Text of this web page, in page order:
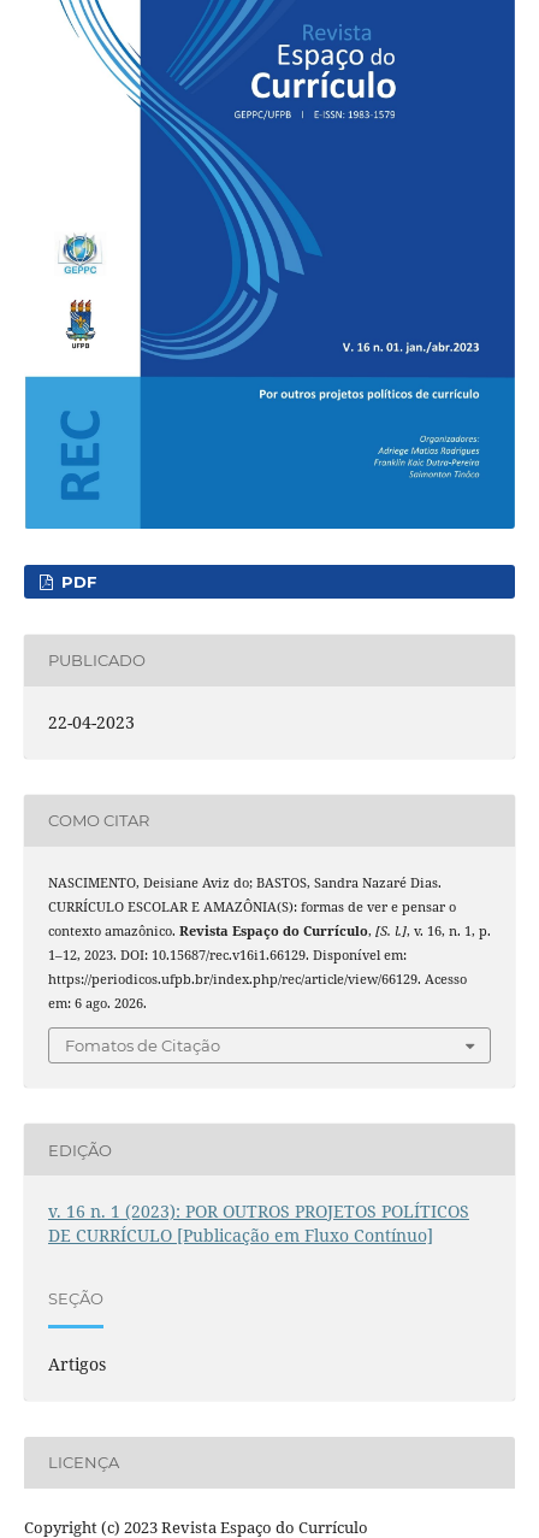
PDF
PUBLICADO
22-04-2023
COMO CITAR
NASCIMENTO, Deisiane Aviz do; BASTOS, Sandra Nazaré Dias.
CURRÍCULO ESCOLAR E AMAZÔNIA(S): formas de ver e pensar o
contexto amazônico. Revista Espaço do Currículo, [S. l.], v. 16, n. 1, p.
1–12, 2023. DOI: 10.15687/rec.v16i1.66129. Disponível em:
https://periodicos.ufpb.br/index.php/rec/article/view/66129. Acesso
em: 6 ago. 2026.
Fomatos de Citação
EDIÇÃO
v. 16 n. 1 (2023): POR OUTROS PROJETOS POLÍTICOS
DE CURRÍCULO [Publicação em Fluxo Contínuo]
SEÇÃO
Artigos
LICENÇA
Copyright (c) 2023 Revista Espaço do Currículo